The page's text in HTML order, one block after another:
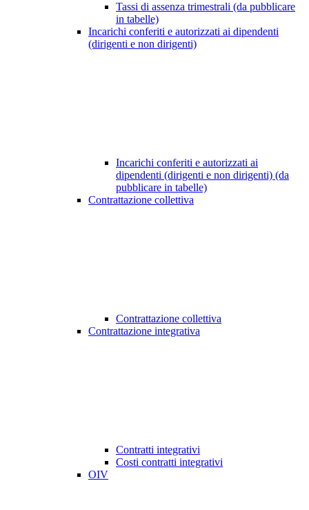
Tassi di assenza trimestrali (da pubblicare
in tabelle)
Incarichi conferiti e autorizzati ai dipendenti
(dirigenti e non dirigenti)
Incarichi conferiti e autorizzati ai
dipendenti (dirigenti e non dirigenti) (da
pubblicare in tabelle)
Contrattazione collettiva
Contrattazione collettiva
Contrattazione integrativa
Contratti integrativi
Costi contratti integrativi
OIV